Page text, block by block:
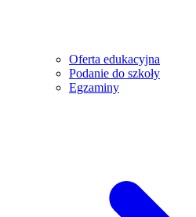
Oferta edukacyjna
Podanie do szkoły
Egzaminy